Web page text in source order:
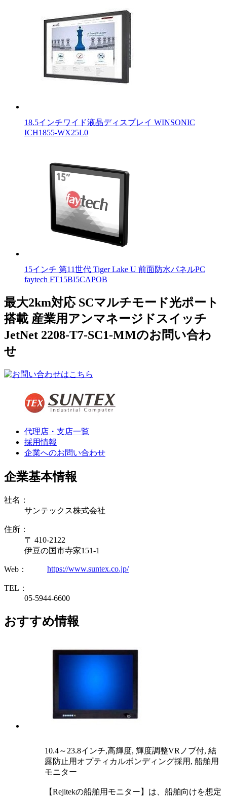
18.5インチワイド液晶ディスプレイ WINSONIC
ICH1855-WX25L0
15インチ 第11世代 Tiger Lake U 前面防水パネルPC
faytech FT15BI5CAPOB
最大2km対応 SCマルチモード光ポート
搭載 産業用アンマネージドスイッチ
JetNet 2208-T7-SC1-MMのお問い合わ
せ
代理店・支店一覧
採用情報
企業へのお問い合わせ
企業基本情報
社名：
サンテックス株式会社
住所：
〒 410-2122
伊豆の国市寺家151-1
Web： https://www.suntex.co.jp/
TEL：
05-5944-6600
おすすめ情報
10.4～23.8インチ,高輝度, 輝度調整VRノブ付, 結
露防止用オプティカルボンディング採用, 船舶用
モニター
【Rejitekの船舶用モニター】は、船舶向けを想定